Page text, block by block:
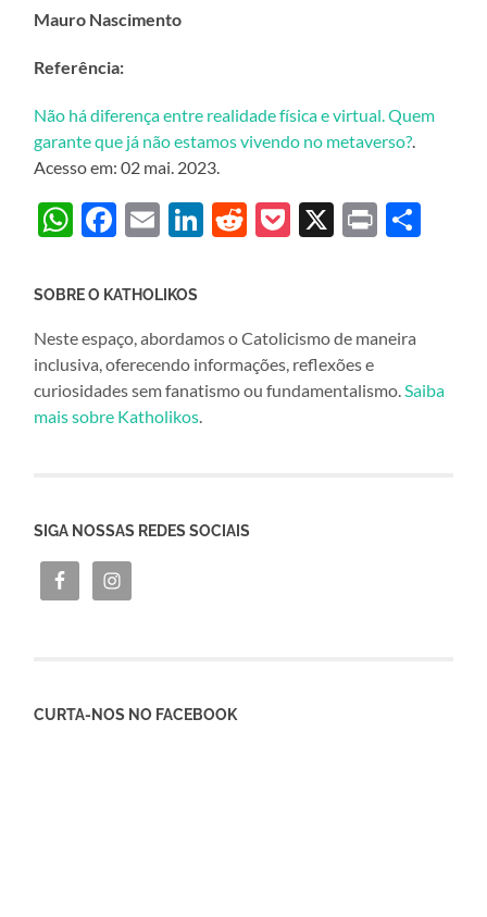
Mauro Nascimento
Referência:
Não há diferença entre realidade física e virtual. Quem
garante que já não estamos vivendo no metaverso?.
Acesso em: 02 mai. 2023.
WhatsApp
Facebook
EmailLinkedIn
Reddit
Pocket
X Print
SOBRE O KATHOLIKOS
Neste espaço, abordamos o Catolicismo de maneira
inclusiva, oferecendo informações, reflexões e
curiosidades sem fanatismo ou fundamentalismo.Saiba
mais sobre Katholikos.
SIGA NOSSAS REDES SOCIAIS
CURTA-NOS NO FACEBOOK